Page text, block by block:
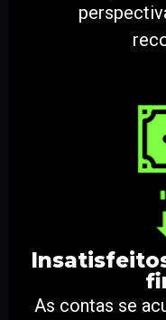
As contas se